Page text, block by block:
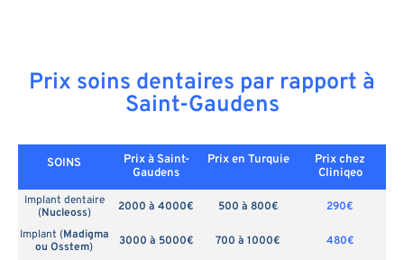
Prix soins dentaires par rapport à
Saint-Gaudens
SOINS
Prix à Saint-
Gaudens
Prix en Turquie
Prix chez
Cliniqeo
Implant dentaire
(Nucleoss) 2000 à 4000€ 500 à 800€
290€
Implant (Madigma
ou Osstem) 3000 à 5000€ 700 à 1000€
480€